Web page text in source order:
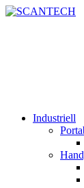
Industriell